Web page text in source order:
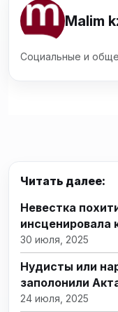
Malim
Социальные и
Читать далее:
Невестка
инсценировала
30 июля, 2025
Нудисты или
заполонили
24 июля, 2025